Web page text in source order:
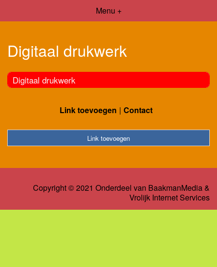
Menu +
Digitaal drukwerk
Digitaal drukwerk
Link toevoegen Contact
Link toevoegen
Copyright © 2021 Onderdeel van BaakmanMedia&
Vrolijk Internet Services